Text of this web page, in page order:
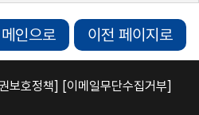
인으로 이전 페이지로
보호정책] [이메일무단수집거부]